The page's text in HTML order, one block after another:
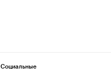
Социальные